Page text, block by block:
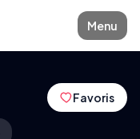
Menu
Favoris